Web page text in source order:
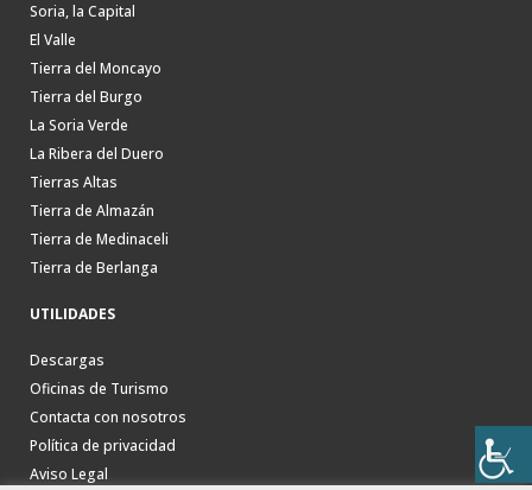
Soria, la Capital
El Valle
Tierra del Moncayo
Tierra del Burgo
La Soria Verde
La Ribera del Duero
Tierras Altas
Tierra de Almazán
Tierra de Medinaceli
Tierra de Berlanga
UTILIDADES
Descargas
Oficinas de Turismo
Contacta con nosotros
Política de privacidad
Aviso Legal